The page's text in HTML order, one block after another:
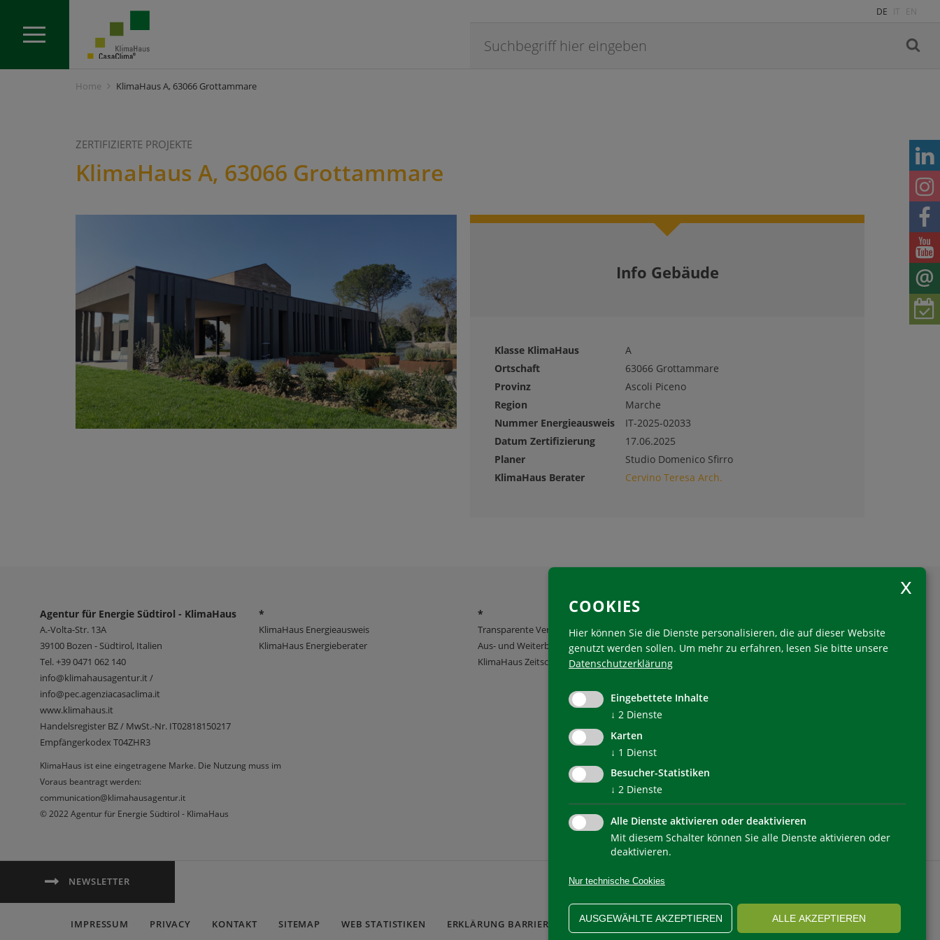
DE IT EN
Home KlimaHaus A, 63066 Grottammare
ZERTIFIZIERTE PROJEKTE
KlimaHaus A, 63066 Grottammare
Info Gebäude
Klasse KlimaHaus
A
Ortschaft
63066 Grottammare
Provinz
Ascoli Piceno
Region
Marche
Nummer Energieausweis
IT-2025-02033
Datum Zertifizierung
17.06.2025
Planer
Studio Domenico Sfirro
KlimaHaus Berater
Cervino Teresa Arch.
Agentur für Energie Südtirol - KlimaHaus
A.-Volta-Str. 13A
39100 Bozen - Südtirol, Italien
Tel.+39 0471 062 140
info@klimahausagentur.it /
info@pec.agenziacasaclima.it
www.klimahaus.it
Handelsregister BZ / MwSt.-Nr. IT02818150217
Empfängerkodex T04ZHR3
*
KlimaHaus Energieausweis
KlimaHaus Energieberater
*
Transparente Verwaltung
Aus- und Weiterbildung
KlimaHaus Zeitschriften
KlimaHaus ist eine eingetragene Marke. Die Nutzung muss im
Voraus beantragt werden:
communication@klimahausagentur.it
© 2022 Agentur für Energie Südtirol - KlimaHaus
NEWSLETTER
IMPRESSUM PRIVACY KONTAKT SITEMAP WEB STATISTIKEN ERKLÄRUNG BARRIEREFREIHEIT COOKIEEINSTELLUNGEN
COOKIES
Hier können Sie die Dienste personalisieren, die auf dieser Website
genutzt werden sollen. Um mehr zu erfahren, lesen Sie bitte unsere
Datenschutzerklärung
Eingebettete Inhalte
↓ 2 Dienste
Karten
↓ 1 Dienst
Besucher-Statistiken
↓ 2 Dienste
Alle Dienste aktivieren oder deaktivieren
Mit diesem Schalter können Sie alle Dienste aktivieren oder
deaktivieren.
Nur technische Cookies
AUSGEWÄHLTE AKZEPTIEREN ALLE AKZEPTIEREN